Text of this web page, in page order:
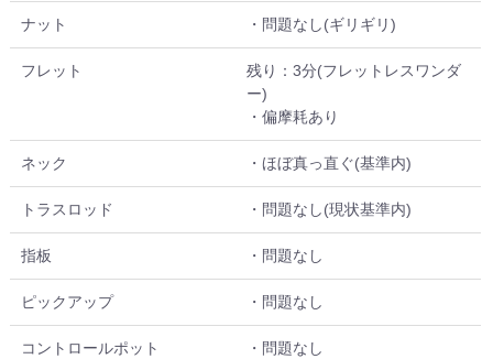
ナット ・問題なし(ギリギリ)
フレット
残り：3分(フレットレスワンダ
ー)
・偏摩耗あり
ネック ・ほぼ真っ直ぐ(基準内)
トラスロッド ・問題なし(現状基準内)
指板 ・問題なし
ピックアップ ・問題なし
コントロールポット ・問題なし